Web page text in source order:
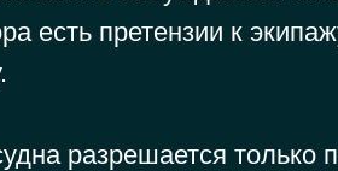
есть претензии к
разрешается только